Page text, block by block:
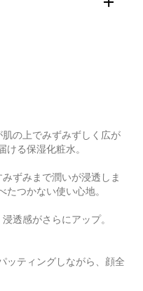
の上でみずみずしく広が
る保湿化粧水。
ずみまで潤いが浸透しま
つかない使い心地。
透感がさらにアップ。
ッティングしながら、顔全